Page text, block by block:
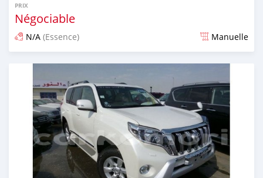
PRIX
Négociable
N/A (Essence) Manuelle
Publié il y a plus de 6 ans